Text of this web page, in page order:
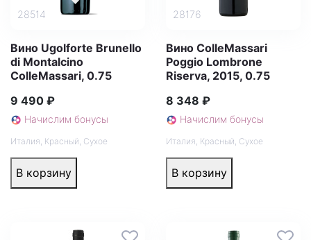
28514
Вино Ugolforte Brunello
di Montalcino
ColleMassari, 0.75
9 490 ₽
Начислим бонусы
Италия Красный Сухое
В корзину
28176
Вино ColleMassari
Poggio Lombrone
Riserva, 2015, 0.75
8 348 ₽
Начислим бонусы
Италия Красный Сухое
В корзину